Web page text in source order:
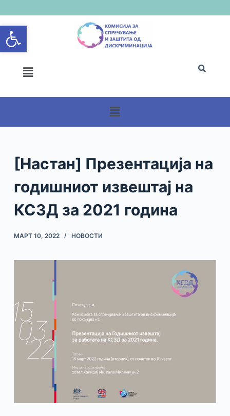
Open toolbark
i
p
[Настан] Презентација на
годишниот извештај на
КСЗД за 2021 година
МАРТ 10, 2022 НОВОСТИ